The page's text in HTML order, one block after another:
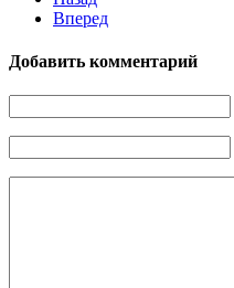
Вперед
Добавить комментарий